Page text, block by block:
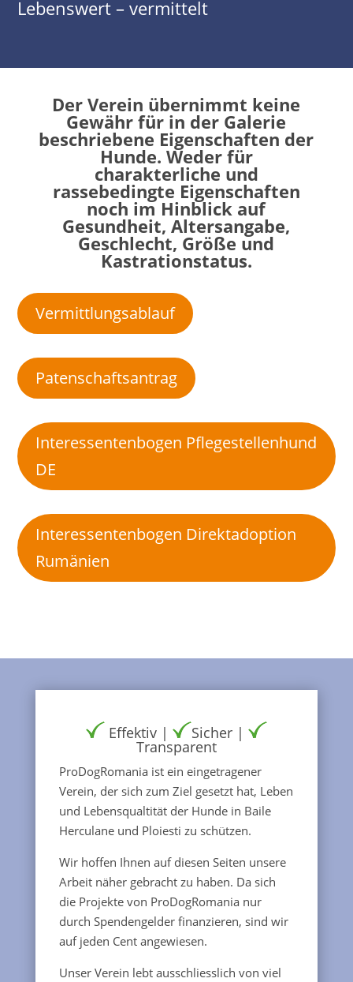
Lebenswert – vermittelt
Der Verein übernimmt keine
Gewähr für in der Galerie
beschriebene Eigenschaften der
Hunde. Weder für
charakterliche und
rassebedingte Eigenschaften
noch im Hinblick auf
Gesundheit, Altersangabe,
Geschlecht, Größe und
Kastrationstatus.
Vermittlungsablauf
Patenschaftsantrag
Interessentenbogen Pflegestellenhund
DE
Interessentenbogen Direktadoption
Rumänien
Effektiv | Sicher |
Transparent
ProDogRomania ist ein eingetragener
Verein, der sich zum Ziel gesetzt hat, Leben
und Lebensqualtität der Hunde in Baile
Herculane und Ploiesti zu schützen.
Wir hoffen Ihnen auf diesen Seiten unsere
Arbeit näher gebracht zu haben. Da sich
die Projekte von ProDogRomania nur
durch Spendengelder finanzieren, sind wir
auf jeden Cent angewiesen.
Unser Verein lebt ausschliesslich von viel